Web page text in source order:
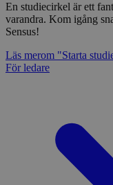
En studiecirkel är ett
varandra. Kom igång
Sensus!
Läs merom "Starta
För ledare